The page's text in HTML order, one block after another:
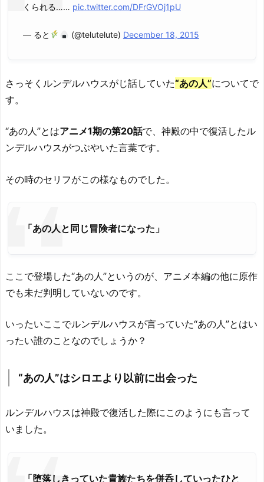
くられる…… pic.twitter.com/DFrGVOj1pU
— ると (@telutelute) December 18, 2015
さっそくルンデルハウスがじ話していた“あの人”についてで
す。
“あの人”とはアニメ1期の第20話で、神殿の中で復活したル
ンデルハウスがつぶやいた言葉です。
その時のセリフがこの様なものでした。
「あの人と同じ冒険者になった」
ここで登場した“あの人”というのが、アニメ本編の他に原作
でも未だ判明していないのです。
いったいここでルンデルハウスが言っていた“あの人”とはい
ったい誰のことなのでしょうか？
“あの人”はシロエより以前に出会った
ルンデルハウスは神殿で復活した際にこのようにも言って
いました。
「堕落しきっていた貴族たちを併呑していったひと